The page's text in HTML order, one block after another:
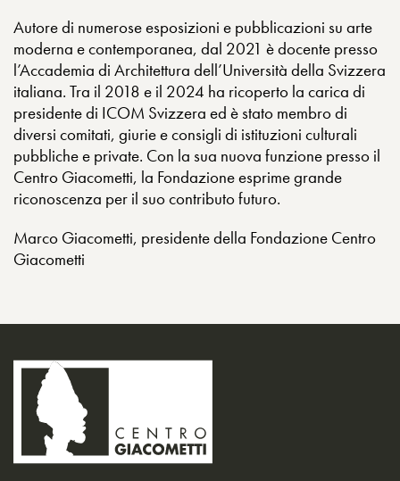
Autore di numerose esposizioni e pubblicazioni su arte
moderna e contemporanea, dal 2021 è docente presso
l’Accademia di Architettura dell’Università della Svizzera
italiana. Tra il 2018 e il 2024 ha ricoperto la carica di
presidente di ICOM Svizzera ed è stato membro di
diversi comitati, giurie e consigli di istituzioni culturali
pubbliche e private. Con la sua nuova funzione presso il
Centro Giacometti, la Fondazione esprime grande
riconoscenza per il suo contributo futuro.
Marco Giacometti, presidente della Fondazione Centro
Giacometti